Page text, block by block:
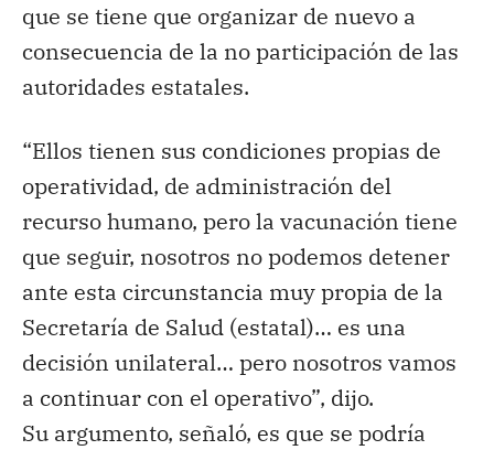
que se tiene que organizar de nuevo a
consecuencia de la no participación de las
autoridades estatales.
“Ellos tienen sus condiciones propias de
operatividad, de administración del
recurso humano, pero la vacunación tiene
que seguir, nosotros no podemos detener
ante esta circunstancia muy propia de la
Secretaría de Salud (estatal)… es una
decisión unilateral… pero nosotros vamos
a continuar con el operativo”, dijo.
Su argumento, señaló, es que se podría